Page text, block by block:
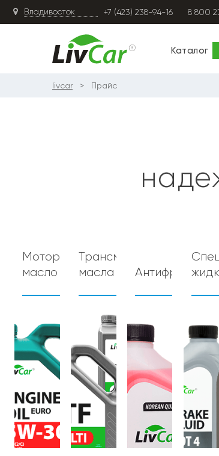
+7 (423) 238-94-16 8 800
Каталог
livcar Прайс
Моторное
масло
Трансмиссионные
масла
Антифризы